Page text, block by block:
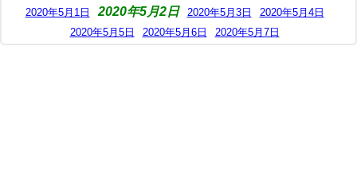
2020年5月1日
2020年5月2日 2020年5月3日
2020年5月4日
2020年5月5日
2020年5月6日 2020年5月7日